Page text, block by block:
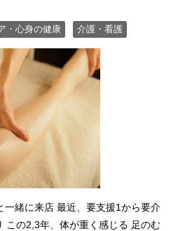
・心身の健康 介護・看護
緒に来店 最近、要支援1から要介
この2,3年、体が重く感じる 足のむ